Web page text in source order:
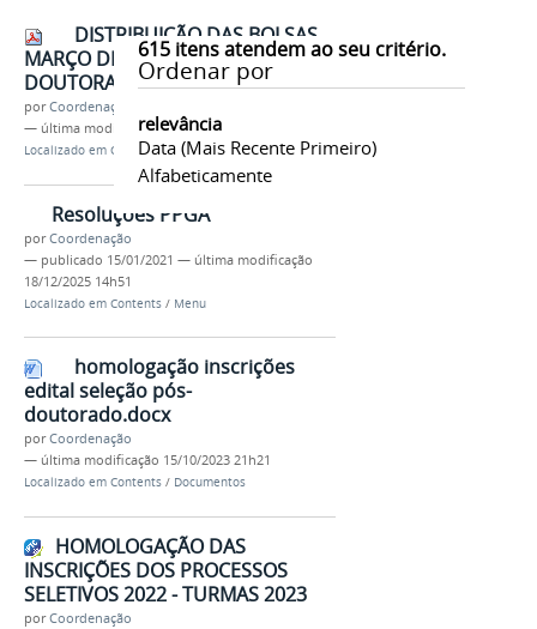
615itens atendem ao seu critério.
Ordenar por
relevância
Data (mais Recente Primeiro)
Alfabeticamente
DISTRIBUIÇÃO DAS BOLSAS
MARÇO DE 2026 - TURMA DE
DOUTORADO 2026.pdf
porCoordenação
— última modificação18/06/2026 14h17
Localizado em Contents /Documentos
Resoluções PPGA
porCoordenação
— publicado 15/01/2021 — última modificação
18/12/2025 14h51
Localizado em Contents / Menu
homologação inscrições
edital seleção pós-
doutorado.docx
porCoordenação
— última modificação 15/10/2023 21h21
Localizado em Contents / Documentos
HOMOLOGAÇÃO DAS
INSCRIÇÕES DOS PROCESSOS
SELETIVOS 2022 - TURMAS 2023
porCoordenação